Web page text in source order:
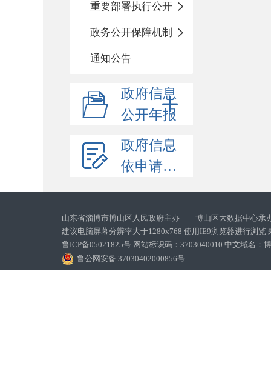
重要部署执行公开
政务公开保障机制
通知公告
政府信息
公开年报
政府信息
依申请公开
山东省淄博市博山区人民政府主办 博山区大数据中心承
建议电脑屏幕分辨率大于1280x768 使用IE9浏览器进行浏览
鲁ICP备05021825号 网站标识码：3703040010 中文域名：
鲁公网安备 37030402000856号